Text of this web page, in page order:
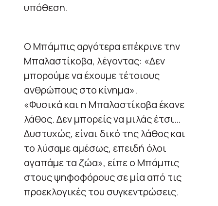
υπόθεση.
Ο Μπάμπις αργότερα επέκρινε την
Μπαλαστίκοβα, λέγοντας: «Δεν
μπορούμε να έχουμε τέτοιους
ανθρώπους στο κίνημα».
«Φυσικά και η Μπαλαστίκοβα έκανε
λάθος. Δεν μπορείς να μιλάς έτσι…
Δυστυχώς, είναι δικό της λάθος και
το λύσαμε αμέσως, επειδή όλοι
αγαπάμε τα ζώα», είπε ο Μπάμπις
στους ψηφοφόρους σε μία από τις
προεκλογικές του συγκεντρώσεις.